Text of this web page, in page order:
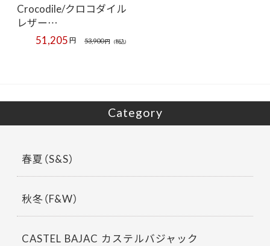
Crocodile/クロコダイル
レザー…
53,900円 (税込)
51,205円
Category
春夏（S&S）
秋冬（F&W）
CASTEL BAJAC カステルバジャック